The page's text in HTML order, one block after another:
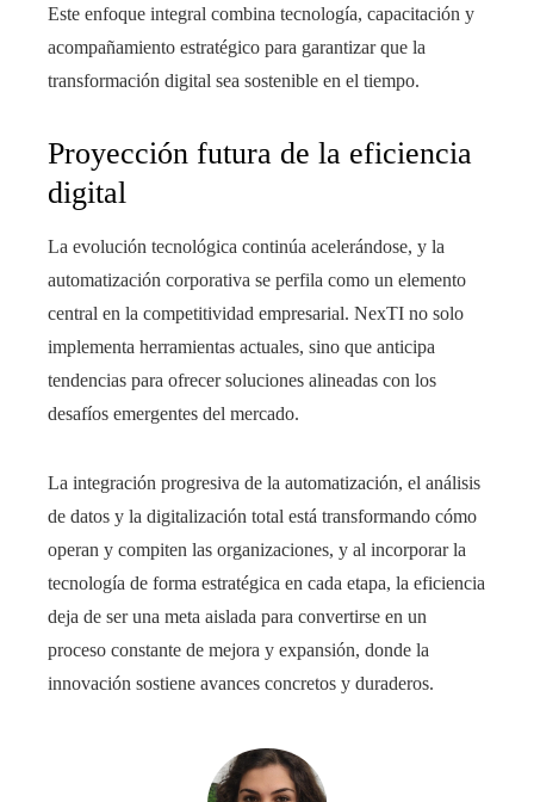
Este enfoque integral combina tecnología, capacitación y
acompañamiento estratégico para garantizar que la
transformación digital sea sostenible en el tiempo.
Proyección futura de la eficiencia
digital
La evolución tecnológica continúa acelerándose, y la
automatización corporativa se perfila como un elemento
central en la competitividad empresarial. NexTI no solo
implementa herramientas actuales, sino que anticipa
tendencias para ofrecer soluciones alineadas con los
desafíos emergentes del mercado.
La integración progresiva de la automatización, el análisis
de datos y la digitalización total está transformando cómo
operan y compiten las organizaciones, y al incorporar la
tecnología de forma estratégica en cada etapa, la eficiencia
deja de ser una meta aislada para convertirse en un
proceso constante de mejora y expansión, donde la
innovación sostiene avances concretos y duraderos.